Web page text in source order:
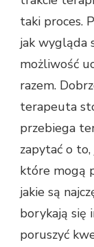
taki proces.
jak wygląda
możliwość
razem.
terapeuta
przebiega
zapytać o
które mogą
jakie są
borykają się
poruszyć